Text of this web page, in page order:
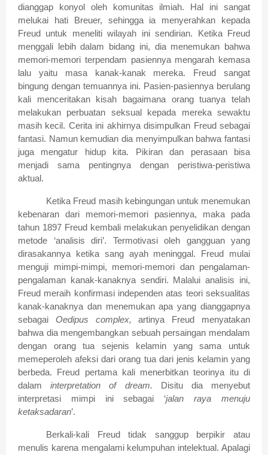
dianggap konyol oleh komunitas ilmiah. Hal ini sangat
melukai hati Breuer, sehingga ia menyerahkan kepada
Freud untuk meneliti wilayah ini sendirian. Ketika Freud
menggali lebih dalam bidang ini, dia menemukan bahwa
memori-memori terpendam pasiennya mengarah kemasa
lalu yaitu masa kanak-kanak mereka. Freud sangat
bingung dengan temuannya ini. Pasien-pasiennya berulang
kali menceritakan kisah bagaimana orang tuanya telah
melakukan perbuatan seksual kepada mereka sewaktu
masih kecil. Cerita ini akhirnya disimpulkan Freud sebagai
fantasi. Namun kemudian dia menyimpulkan bahwa fantasi
juga mengatur hidup kita. Pikiran dan perasaan bisa
menjadi sama pentingnya dengan peristiwa-peristiwa
aktual.
Ketika Freud masih kebingungan untuk menemukan
kebenaran dari memori-memori pasiennya, maka pada
tahun 1897 Freud kembali melakukan penyelidikan dengan
metode ‘analisis diri’. Termotivasi oleh gangguan yang
dirasakannya ketika sang ayah meninggal. Freud mulai
menguji mimpi-mimpi, memori-memori dan pengalaman-
pengalaman kanak-kanaknya sendiri. Malalui analisis ini,
Freud meraih konfirmasi independen atas teori seksualitas
kanak-kanaknya dan menemukan apa yang dianggapnya
sebagai Oedipus complex,artinya Freud menyatakan
bahwa dia mengembangkan sebuah persaingan mendalam
dengan orang tua sejenis kelamin yang sama untuk
memeperoleh afeksi dari orang tua dari jenis kelamin yang
berbeda. Freud pertama kali menerbitkan teorinya itu di
dalaminterpretation of dream. Disitu dia menyebut
interpretasi mimpi ini sebagai ‘jalan raya menuju
ketaksadaran’.
Berkali-kali Freud tidak sanggup berpikir atau
menulis karena mengalami kelumpuhan intelektual. Apalagi